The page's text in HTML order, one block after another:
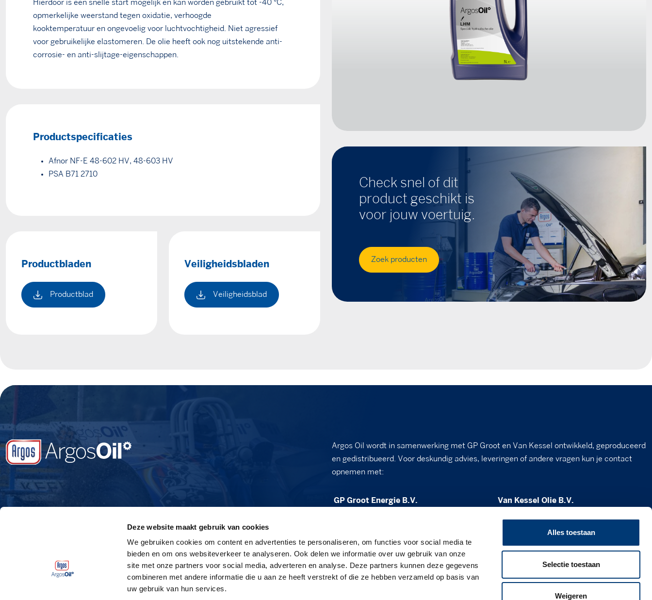
Deze website maakt gebruik van cookies
We gebruiken cookies om content en advertenties te personaliseren, om functies voor social media te
bieden en om ons websiteverkeer te analyseren. Ook delen we informatie over uw gebruik van onze
site met onze partners voor social media, adverteren en analyse. Deze partners kunnen deze gegevens
combineren met andere informatie die u aan ze heeft verstrekt of die ze hebben verzameld op basis van
uw gebruik van hun services.
Alles toestaan
Selectie toestaan
Weigeren
Hierdoor is een snelle start mogelijk en kan worden gebruikt tot -40 °C,
opmerkelijke weerstand tegen oxidatie, verhoogde
kooktemperatuur en ongevoelig voor luchtvochtigheid. Niet agressief
voor gebruikelijke elastomeren. De olie heeft ook nog uitstekende anti-
corrosie- en anti-slijtage-eigenschappen.
Productspecificaties
Afnor NF-E 48-602 HV, 48-603 HV
PSA B71 2710
Productbladen
Productblad
Veiligheidsbladen
Veiligheidsblad
Check snel of dit
product geschikt is
voor jouw voertuig.
Zoek producten
Argos Oil wordt in samenwerking met GP Groot en Van Kessel ontwikkeld, geproduceerd
en gedistribueerd. Voor deskundig advies, leveringen of andere vragen kun je contact
opnemen met:
GP Groot Energie B.V.
sales@gpgroot.nl
088 - 472 03 50
Van Kessel Olie B.V.
verkoop@vankesselolie.nl
0492 - 34 12 21